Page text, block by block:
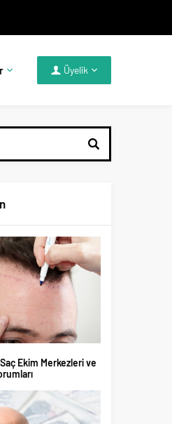
Üyelik
Ekim Merkezleri ve